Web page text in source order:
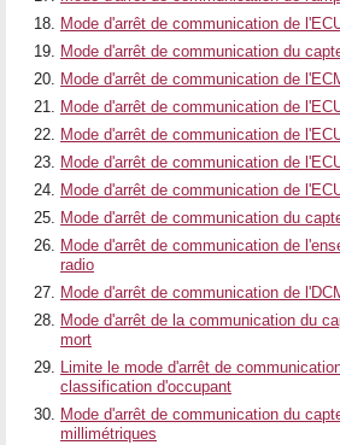
Mode d'arrêt de communication de
Mode d'arrêt de communication du
Mode d'arrêt de communication de
Mode d'arrêt de communication de
Mode d'arrêt de communication de
Mode d'arrêt de communication de
Mode d'arrêt de communication de
Mode d'arrêt de communication du
Mode d'arrêt de communication de
radio
Mode d'arrêt de communication de
Mode d'arrêt de la communication du
mort
Limite le mode d'arrêt de
classification d'occupant
Mode d'arrêt de communication du
millimétriques